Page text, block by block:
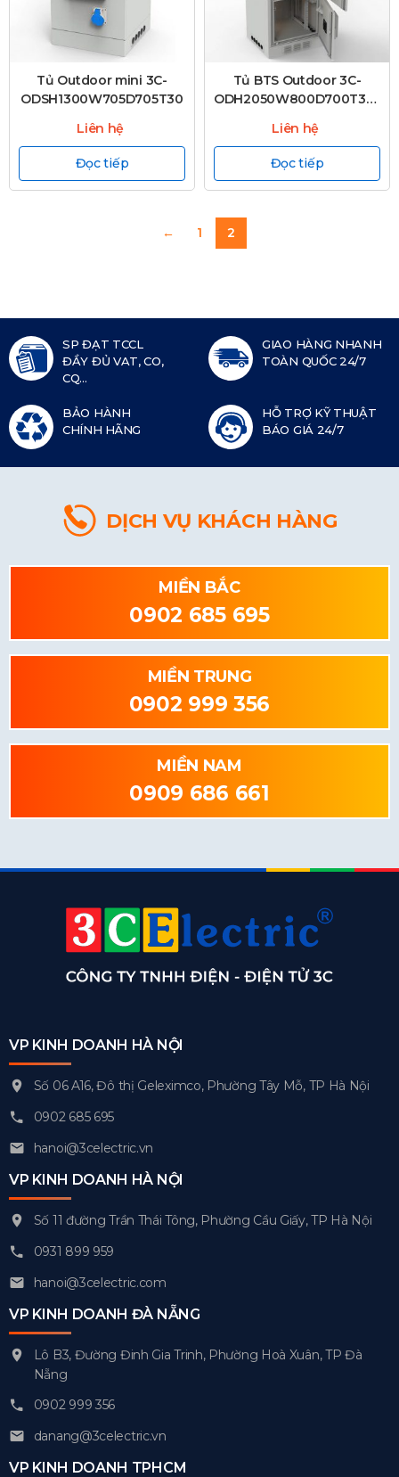
Tủ Outdoor mini 3C-
ODSH1300W705D705T30
Liên hệ
Đọc tiếp
Tủ BTS Outdoor 3C-
ODH2050W800D700T30/2-
Liên hệ
Đọc tiếp
← 1 2
SP ĐẠT TCCL
ĐẦY ĐỦ VAT, CO,
CQ...
GIAO HÀNG NHANH
TOÀN QUỐC 24/7
BẢO HÀNH
CHÍNH HÃNG
HỖ TRỢ KỸ THUẬT
BÁO GIÁ 24/7
DỊCH VỤ KHÁCH HÀNG
MIỀN BẮC
0902 685 695
MIỀN TRUNG
0902 999 356
MIỀN NAM
0909 686 661
VP KINH DOANH HÀ NỘI
Số 06 A16, Đô thị Geleximco, Phường Tây Mỗ, TP Hà Nội
0902 685 695
hanoi@3celectric.vn
VP KINH DOANH HÀ NỘI
Số 11 đường Trần Thái Tông, Phường Cầu Giấy, TP Hà Nội
0931 899 959
hanoi@3celectric.com
VP KINH DOANH ĐÀ NẴNG
Lô B3, Đường Đinh Gia Trinh, Phường Hoà Xuân, TP Đà
Nẵng
0902 999 356
danang@3celectric.vn
VP KINH DOANH TPHCM